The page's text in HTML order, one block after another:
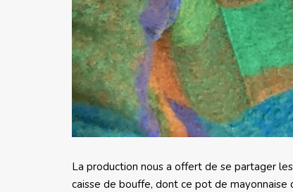
La production nous a offert de se partager
caisse de bouffe, dont ce pot de mayonnaise